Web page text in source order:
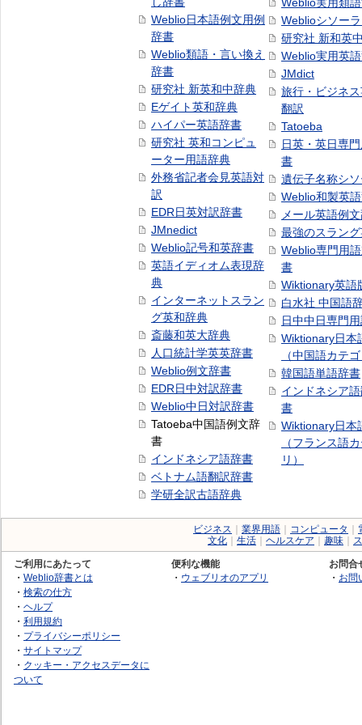
Weblio日本語例文用例
辞書
Weblio類語・言い換え
辞書
研究社 新英和中辞典
Eゲイト英和辞典
ハイパー英語辞書
研究社 英和コンピュ
ーター用語辞典
外務省記者会見英語対
訳
EDR日英対訳辞書
JMnedict
Weblio記号和英辞書
英語イディオム表現辞
典
インターネットスラン
グ英和辞典
斎藤和英大辞典
人口統計学英英辞書
Weblio例文辞書
EDR日中対訳辞書
Weblio中日対訳辞書
Tatoeba中国語例文辞
書
インドネシア語辞書
ベトナム語翻訳辞書
学研全訳古語辞典
Weblioシソー
研究社 新和英
Weblio実用英
JMdict
旅行・ビジネ
翻訳
Tatoeba
日英・英日専
書
遺伝子名称シ
Weblio和製英
メール英語例
最強のスラン
Weblio専門用
書
Wiktionary英語
白水社 中国語
日中中日専門
Wiktionary日本
（中国語カテ
韓国語単語辞書
インドネシア
書
Wiktionary日本
（フランス語
リ）
ビジネス 業界用語 コンピュータ
文化
生活 ヘルスケア 趣味
ご利用にあたって
・ Weblio辞書とは
・ 検索の仕方
・ ヘルプ
・ 利用規約
・ プライバシーポリシー
・ サイトマップ
・ クッキー・アクセスデータに
ついて
便利な機能
・ ウェブリオのアプリ
お問合
・ お問